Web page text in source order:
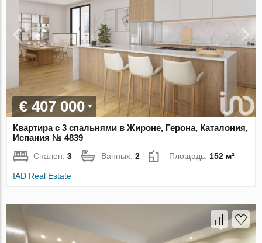
€ 407 000
Квартира с 3 спальнями в Жироне, Герона, Каталония,
Испания № 4839
Спален:3 Ванных:2 Площадь: 152 м²
IAD Real Estate